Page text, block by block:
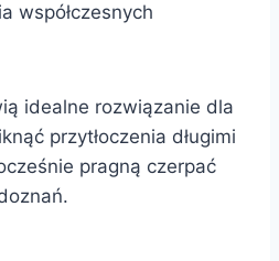
współczesnych
idealne rozwiązanie dla
przytłoczenia długimi
pragną czerpać